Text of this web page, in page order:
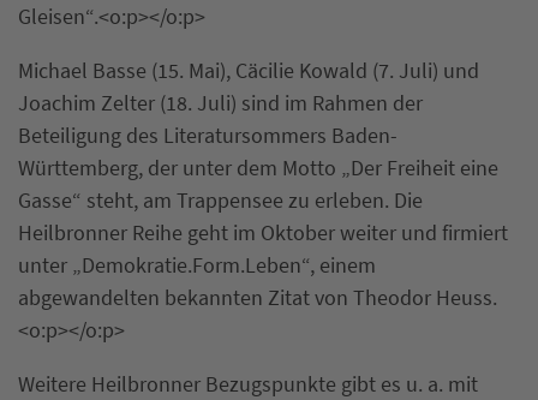
Gleisen“.<o:p></o:p>
Michael Basse (15. Mai), Cäcilie Kowald (7. Juli) und
Joachim Zelter (18. Juli) sind im Rahmen der
Beteiligung des Literatursommers Baden-
Württemberg, der unter dem Motto „Der Freiheit eine
Gasse“ steht, am Trappensee zu erleben. Die
Heilbronner Reihe geht im Oktober weiter und firmiert
unter „Demokratie.Form.Leben“, einem
abgewandelten bekannten Zitat von Theodor Heuss.
<o:p></o:p>
Weitere Heilbronner Bezugspunkte gibt es u. a. mit